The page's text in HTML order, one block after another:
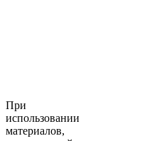
При
использовании
материалов,